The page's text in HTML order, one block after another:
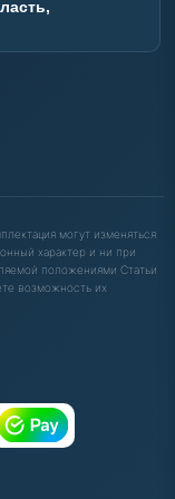
могут изменяться
характер и ни при
положениями Статьи
возможность их